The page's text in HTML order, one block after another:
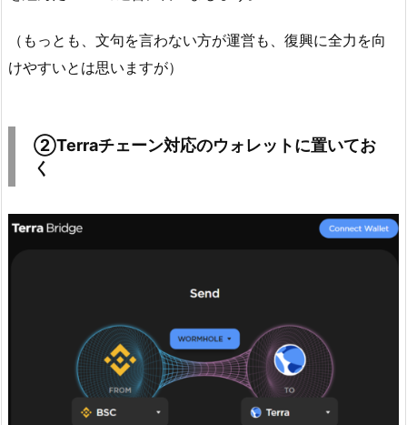
（もっとも、文句を言わない方が運営も、復興に全力を向
けやすいとは思いますが）
②Terraチェーン対応のウォレットに置いてお
く